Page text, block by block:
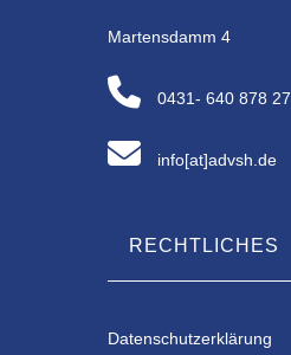
Martensdamm 4
0431- 640 878 27
info[at]advsh.de
RECHTLICHES
Datenschutzerklärung